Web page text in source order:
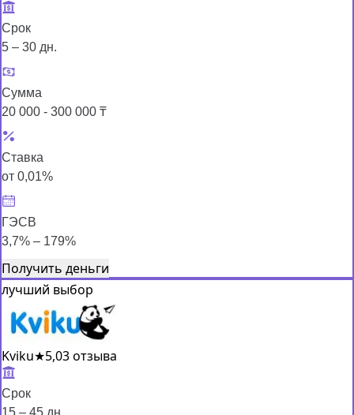
Срок
5 – 30 дн.
Сумма
20 000 - 300 000 ₸
Ставка
от 0,01%
ГЭСВ
3,7% – 179%
Получить деньги
лучший выбор
Kviku★5,03 отзыва
Срок
15 – 45 дн.